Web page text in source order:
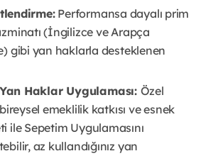
Performansa dayalı prim
(İngilizce ve Arapça
gibi yan haklarla desteklenen
Haklar Uygulaması: Özel
emeklilik katkısı ve esnek
ile Sepetim Uygulamasını
az kullandığınız yan